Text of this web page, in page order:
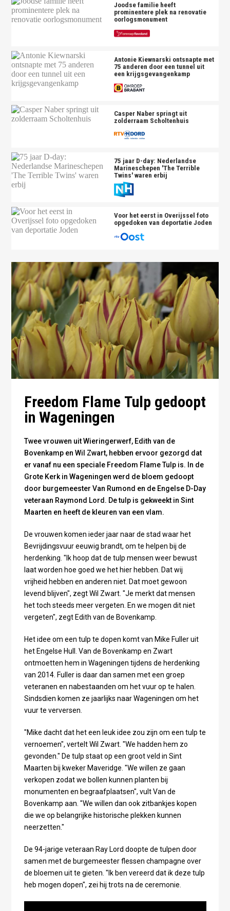
Joodse familie heeft
prominentere plek na renovatie
oorlogsmonument
Antonie Kiewnarski ontsnapte met
75 anderen door een tunnel uit
een krijgsgevangenkamp
Casper Naber springt uit
zolderraam Scholtenhuis
75 jaar D-day: Nederlandse
Marineschepen 'The Terrible
Twins' waren erbij
Voor het eerst in Overijssel foto
opgedoken van deportatie Joden
Freedom Flame Tulp gedoopt
in Wageningen
Twee vrouwen uit Wieringerwerf, Edith van de
Bovenkamp en Wil Zwart, hebben ervoor gezorgd dat
er vanaf nu een speciale Freedom Flame Tulp is. In de
Grote Kerk in Wageningen werd de bloem gedoopt
door burgemeester Van Rumond en de Engelse D-Day
veteraan Raymond Lord. De tulp is gekweekt in Sint
Maarten en heeft de kleuren van een vlam.
De vrouwen komen ieder jaar naar de stad waar het
Bevrijdingsvuur eeuwig brandt, om te helpen bij de
herdenking. "Ik hoop dat de tulp mensen weer bewust
laat worden hoe goed we het hier hebben. Dat wij
vrijheid hebben en anderen niet. Dat moet gewoon
levend blijven", zegt Wil Zwart. "Je merkt dat mensen
het toch steeds meer vergeten. En we mogen dit niet
vergeten", zegt Edith van de Bovenkamp.
Het idee om een tulp te dopen komt van Mike Fuller uit
het Engelse Hull. Van de Bovenkamp en Zwart
ontmoetten hem in Wageningen tijdens de herdenking
van 2014. Fuller is daar dan samen met een groep
veteranen en nabestaanden om het vuur op te halen.
Sindsdien komen ze jaarlijks naar Wageningen om het
vuur te verversen.
"Mike dacht dat het een leuk idee zou zijn om een tulp te
vernoemen", vertelt Wil Zwart. "We hadden hem zo
gevonden." De tulp staat op een groot veld in Sint
Maarten bij kweker Maveridge. "We willen ze gaan
verkopen zodat we bollen kunnen planten bij
monumenten en begraafplaatsen", vult Van de
Bovenkamp aan. "We willen dan ook zitbankjes kopen
die we op belangrijke historische plekken kunnen
neerzetten."
De 94-jarige veteraan Ray Lord doopte de tulpen door
samen met de burgemeester flessen champagne over
de bloemen uit te gieten. "Ik ben vereerd dat ik deze tulp
heb mogen dopen", zei hij trots na de ceremonie.